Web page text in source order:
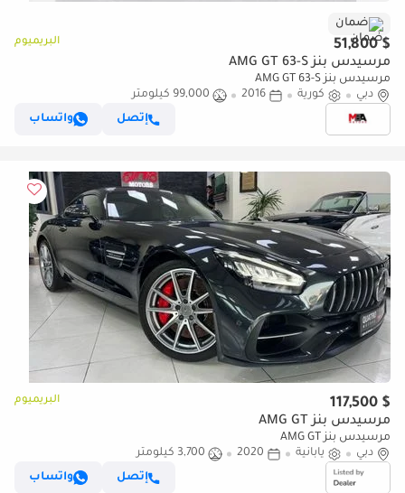
ضمان
$ 51,800 البريميوم
مرسيدس بنز AMG GT 63-S
مرسيدس بنز AMG GT 63-S
دبي
كورية 2016
99,000 كيلومتر
إتصل
واتساب
$ 117,500 البريميوم
مرسيدس بنز AMG GT
مرسيدس بنز AMG GT
دبي
يابانية 2020
3,700 كيلومتر
إتصل
واتساب